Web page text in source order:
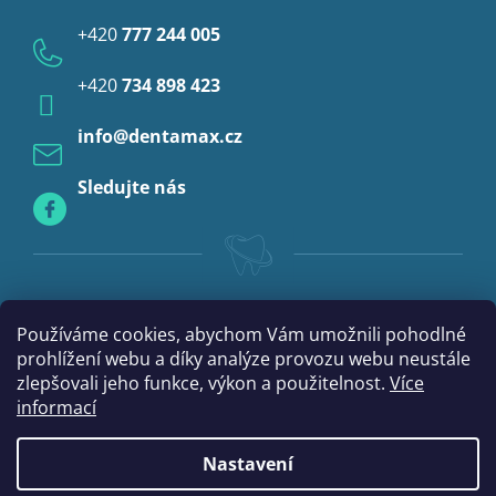
Používáme cookies, abychom Vám umožnili pohodlné
prohlížení webu a díky analýze provozu webu neustále
zlepšovali jeho funkce, výkon a použitelnost. Více
informací
Nastavení
Anestezie
Profylaxe
info@dentamax.cz
+420777 244 005
+420734 898 423
Sledujte nás
Vytvořil Shoptet |mime digital